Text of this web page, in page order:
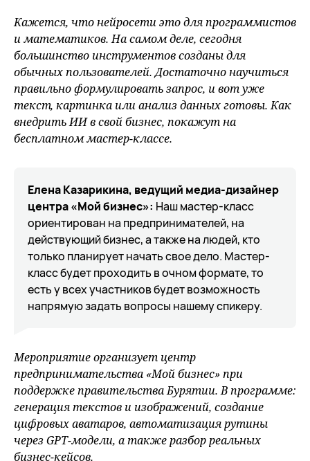
Кажется, что нейросети это для программистов
и математиков. На самом деле, сегодня
большинство инструментов созданы для
обычных пользователей. Достаточно научиться
правильно формулировать запрос, и вот уже
текст, картинка или анализ данных готовы. Как
внедрить ИИ в свой бизнес, покажут на
бесплатном мастер-классе.
Елена Казарикина, ведущий медиа-дизайнер
центра «Мой бизнес»: Наш мастер-класс
ориентирован на предпринимателей, на
действующий бизнес, а также на людей, кто
только планирует начать свое дело. Мастер-
класс будет проходить в очном формате, то
есть у всех участников будет возможность
напрямую задать вопросы нашему спикеру.
Мероприятие организует центр
предпринимательства «Мой бизнес» при
поддержке правительства Бурятии. В программе:
генерация текстов и изображений, создание
цифровых аватаров, автоматизация рутины
через GPT-модели, а также разбор реальных
бизнес-кейсов.